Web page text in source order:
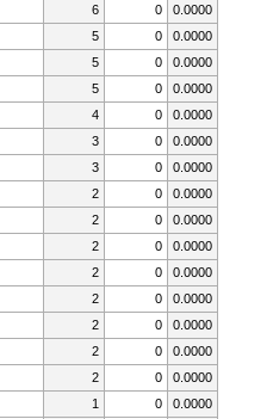
6 0
0.0000
5 0
0.0000
5 0
0.0000
5 0
0.0000
4 0
0.0000
3 0
0.0000
3 0
0.0000
2 0
0.0000
2 0
0.0000
2 0
0.0000
2 0
0.0000
2 0
0.0000
2 0
0.0000
2 0
0.0000
2 0
0.0000
1 0 0.0000